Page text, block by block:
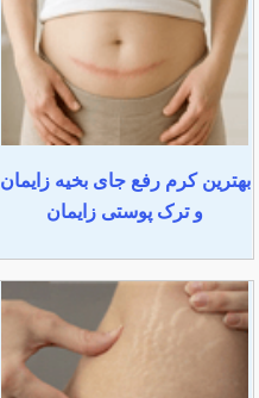
بهترین کرم رفع جای بخیه زایمان
و ترک پوستی زایمان